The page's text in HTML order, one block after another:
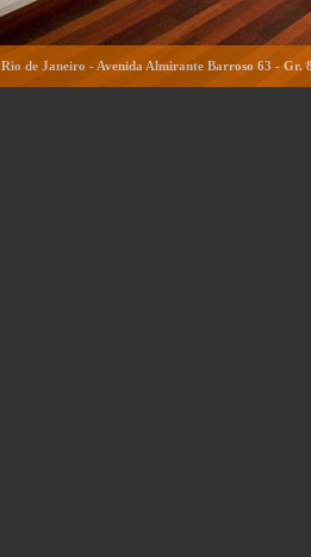
Rio de Janeiro - Avenida Almirante Barroso 63 - Gr.